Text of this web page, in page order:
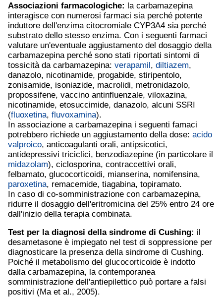
Associazioni farmacologiche: la carbamazepina
interagisce con numerosi farmaci sia perché potente
induttore dell'enzima citocromiale CYP3A4 sia perché
substrato dello stesso enzima. Con i seguenti farmaci
valutare un'eventuale aggiustamento del dosaggio della
carbamazepina perché sono stati riportati sintomi di
tossicità da carbamazepina: verapamil, diltiazem,
danazolo, nicotinamide, progabide, stiripentolo,
zonisamide, isoniazide, macrolidi, metronidazolo,
propossifene, vaccino antinfluenzale, viloxazina,
nicotinamide, etosuccimide, danazolo, alcuni SSRI
(fluoxetina, fluvoxamina).
In associazione a carbamazepina i seguenti famaci
potrebbero richiede un aggiustamento della dose: acido
valproico, anticoagulanti orali, antipsicotici,
antidepressivi triciclici, benzodiazepine (in particolare il
midazolam), ciclosporina, contraccettivi orali,
felbamato, glucocorticoidi, mianserina, nomifensina,
paroxetina, remacemide, tiagabina, topiramato.
In caso di co-somministrazione con carbamazepina,
ridurre il dosaggio dell'eritromicina del 25% entro 24 ore
dall'inizio della terapia combinata.
Test per la diagnosi della sindrome di Cushing: il
desametasone è impiegato nel test di soppressione per
diagnosticare la presenza della sindrome di Cushing.
Poiché il metabolismo del glucocorticoide è indotto
dalla carbamazepina, la contemporanea
somministrazione dell'antiepilettico può portare a falsi
positivi (Ma et al., 2005).